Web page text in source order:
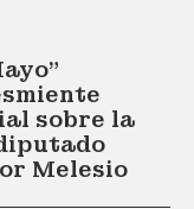
sobre la
Melesio